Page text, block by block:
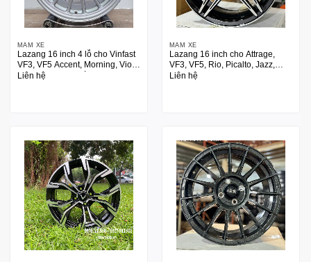
MÂM XE
Lazang 16 inch 4 lỗ cho Vinfast
VF3, VF5 Accent, Morning, Vios,
Rio, Ciaz, Swift màu bạc Silver
Liên hệ
MÂM XE
Lazang 16 inch cho Attrage,
VF3, VF5, Rio, Picalto, Jazz,
Mazda2, Swith
Liên hệ